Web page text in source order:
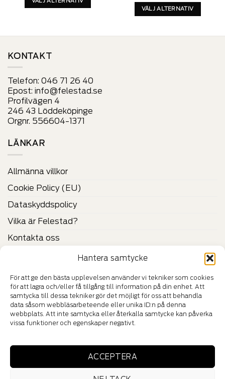
Hantera samtycke
För att ge den bästa upplevelsen använder vi tekniker som cookies
för att lagra och/eller få tillgång till information på din enhet. Att
samtycka till dessa tekniker gör det möjligt för oss att behandla
data såsom webbläsarbeteende eller unika ID:n på denna
webbplats. Att inte samtycka eller återkalla samtycke kan påverka
vissa funktioner och egenskaper negativt.
ACCEPTERA
på
produktens
sida
VÄLJ ALTERNATIV
KONTAKT
Telefon: 046 71 26 40
Epost: info@felestad.se
Profilvägen 4
246 43 Löddeköpinge
Orgnr. 556604-1371
LÄNKAR
Allmänna villkor
Cookie Policy (EU)
Dataskyddspolicy
Vilka är Felestad?
Kontakta oss
CERTIFIKAT & VERIFIERINGAR